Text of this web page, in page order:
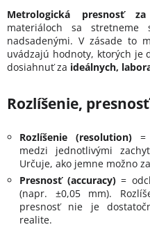
Metrologická presnosť
materiáloch sa
nadsadenými. V zásade to
uvádzajú hodnoty, ktorých je
dosiahnuť za ideálnych,
Rozlíšenie,
Rozlíšenie (resolution) =
medzi jednotlivými
Určuje, ako jemne možno
Presnosť (accuracy)=
(napr. ±0,05 mm).
presnosť nie je
realite.